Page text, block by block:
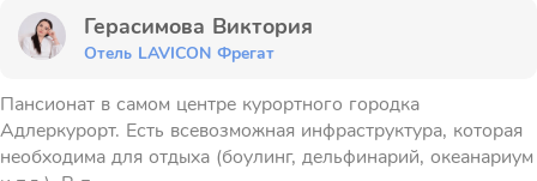
Герасимова Виктория
Отель LAVICON Фрегат
Пансионат в самом центре курортного городка
Адлеркурорт. Есть всевозможная инфраструктура, которая
необходима для отдыха (боулинг, дельфинарий, океанариум